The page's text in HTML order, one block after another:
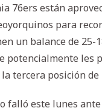
76ers están
para
un balance de 25-
potencialmente les
tercera posición de
falló este lunes